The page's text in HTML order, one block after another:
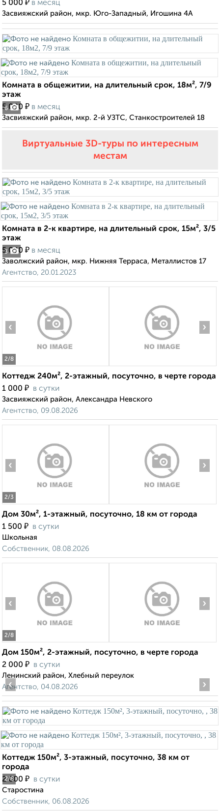
5 000 ₽ в месяц
Засвияжский район, мкр. Юго-Западный, Игошина 4А
6
Комната в общежитии, на длительный срок, 18м², 7/9
этаж
5 000 ₽ в месяц
Засвияжский район, мкр. 2-й УЗТС, Станкостроителей 18
Виртуальные 3D-туры по интересным
местам
3
Комната в 2-к квартире, на длительный срок, 15м², 3/5
этаж
5 000 ₽ в месяц
Заволжский район, мкр. Нижняя Терраса, Металлистов 17
Агентство, 20.01.2023
2/8
‹ ›
Коттедж 240м², 2-этажный, посуточно, в черте города
1 000 ₽ в сутки
Засвияжский район, Александра Невского
Агентство, 09.08.2026
2/3
‹ ›
Дом 30м², 1-этажный, посуточно, 18 км от города
1 500 ₽ в сутки
Школьная
Собственник, 08.08.2026
2/8
‹ ›
Дом 150м², 2-этажный, посуточно, в черте города
2 000 ₽ в сутки
Ленинский район, Хлебный переулок
Агентство, 04.08.2026
2/8
‹ ›
Коттедж 150м², 3-этажный, посуточно, 38 км от
города
2 000 ₽ в сутки
Старостина
Собственник, 06.08.2026